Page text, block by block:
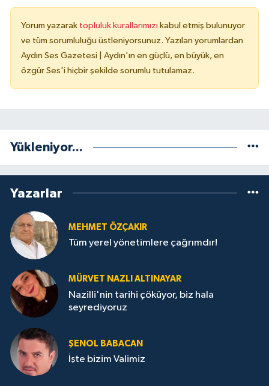
Yorum yazarak topluluk kurallarımızı kabul etmiş bulunuyor
ve tüm sorumluluğu üstleniyorsunuz. Yazılan yorumlardan
Aydın Ses Gazetesi | Aydın'ın en güçlü, en büyük, en
özgür Ses'i hiçbir şekilde sorumlu tutulamaz.
Yükleniyor...
Yazarlar
MEHMET ÖZÇAKIR
Tüm yerel yönetimlere çağrımdır!
MÜRVET NAZLI ALTINAYAR
Nazilli'nin tarihi çöküyor, biz hala
seyrediyoruz
ŞENOL BABACAN
İşte bizim Valimiz